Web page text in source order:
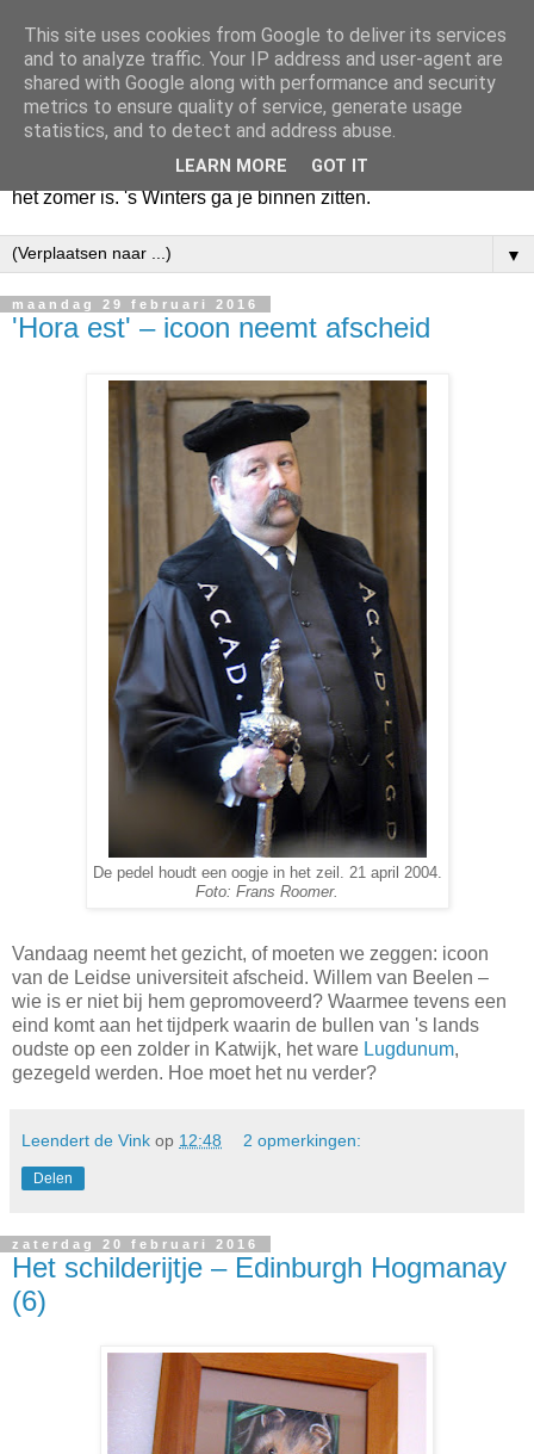
Huize Zeezicht
Als het lente is, lees ik een krant op een terras en drink een
latte uit een glas. Of om het even een boek met een
cappuccino of een dubbele espresso. Maar dat kan ook als
het zomer is. 's Winters ga je binnen zitten.
▼
maandag 29 februari 2016
'Hora est' – icoon neemt afscheid
De pedel houdt een oogje in het zeil. 21 april 2004.
Foto: Frans Roomer.
Vandaag neemt het gezicht, of moeten we zeggen: icoon
van de Leidse universiteit afscheid. Willem van Beelen –
wie is er niet bij hem gepromoveerd? Waarmee tevens een
eind komt aan het tijdperk waarin de bullen van 's lands
oudste op een zolder in Katwijk, het ware Lugdunum,
gezegeld werden. Hoe moet het nu verder?
Leendert de Vink op 12:48 2 opmerkingen:
Delen
zaterdag 20 februari 2016
Het schilderijtje – Edinburgh Hogmanay
(6)
This site uses cookies from Google to deliver its services
and to analyze traffic. Your IP address and user-agent are
shared with Google along with performance and security
metrics to ensure quality of service, generate usage
statistics, and to detect and address abuse.
LEARN MORE GOT IT